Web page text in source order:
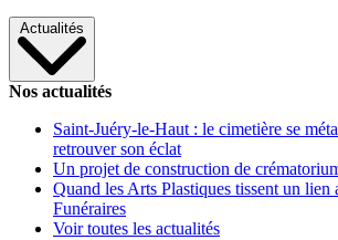
Actualités
Nos actualités
Saint-Juéry-le-Haut : le cimetière se
retrouver son éclat
Un projet de construction de
Quand les Arts Plastiques tissent un lien
Funéraires
Voir toutes les actualités